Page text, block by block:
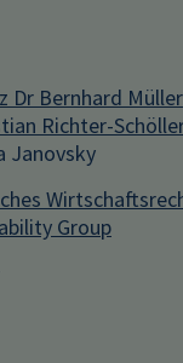
Dr Bernhard Müller
Richter-
Janovsky
Group